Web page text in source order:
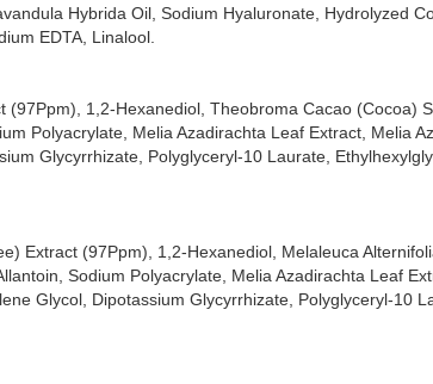
Hybrida Oil, Sodium Hyaluronate, Hydrolyzed
EDTA, Linalool.
1,2-Hexanediol, Theobroma Cacao (Cocoa)
Polyacrylate, Melia Azadirachta Leaf Extract, Melia
Glycyrrhizate, Polyglyceryl-10 Laurate,
Extract (97Ppm), 1,2-Hexanediol, Melaleuca
Sodium Polyacrylate, Melia Azadirachta Leaf
Glycol, Dipotassium Glycyrrhizate, Polyglyceryl-10